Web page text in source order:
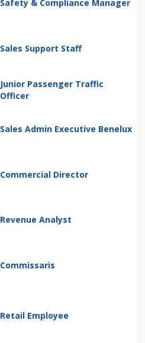
Safety & Compliance Manager
Sales Support Staff
Junior Passenger Traffic
Officer
Sales Admin Executive Benelux
Commercial Director
Revenue Analyst
Commissaris
Retail Employee